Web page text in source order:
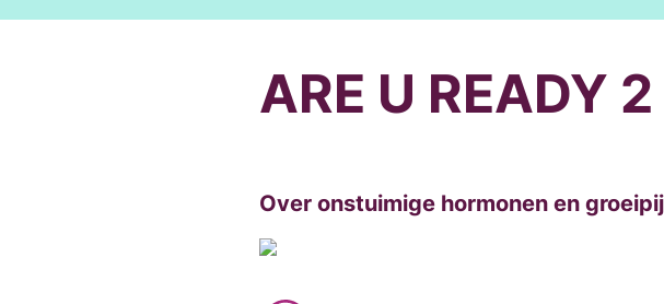
ARE U READY
Over onstuimige hormonen en